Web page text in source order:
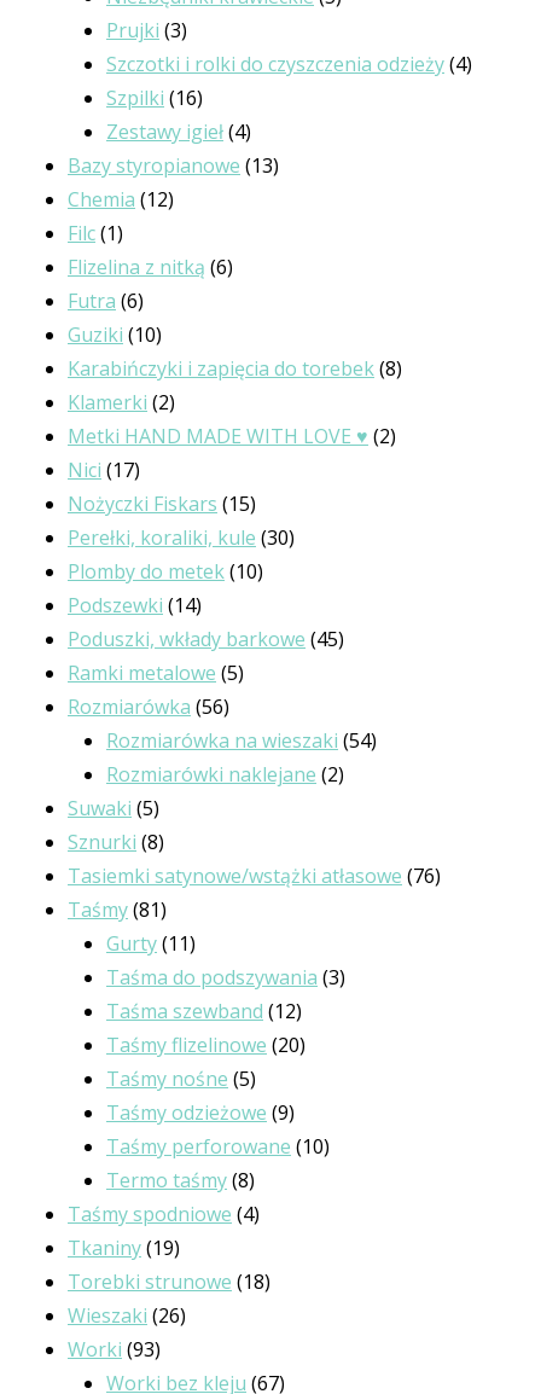
Prujki 33
produkty
Szczotki i rolki do czyszczenia odzieży 44
Szpilki 1616
produktów
Zestawy igieł 44
produkty
Bazy styropianowe 1313
Chemia 1212
Filc 11
produkt
Flizelina z nitką 66
Futra 66
produktów
Guziki 1010
produktów
Karabińczyki i zapięcia do torebek 88
Klamerki 22
produkty
Metki HAND MADE WITH LOVE ♥ 22
Nici 1717
produktów
Nożyczki Fiskars 1515
produktów
Perełki, koraliki, kule 3030
Plomby do metek 1010
Podszewki 1414
produktów
Poduszki, wkłady barkowe 4545
Ramki metalowe 55
Rozmiarówka 5656
produktów
Rozmiarówka na wieszaki 5454
Rozmiarówki naklejane 22
Suwaki 55
produktów
Sznurki 88
produktów
Tasiemki satynowe/wstążki atłasowe 7676
Taśmy 8181
produktów
Gurty 1111
produktów
Taśma do podszywania 33
Taśma szewband 1212
produktów
Taśmy flizelinowe 2020
Taśmy nośne 55
produktów
Taśmy odzieżowe 99
produktów
Taśmy perforowane 1010
Termo taśmy 88
produktów
Taśmy spodniowe 44
Tkaniny 1919
produktów
Torebki strunowe 1818
Wieszaki 2626
Worki 9393
produkty
Worki bez kleju 6767